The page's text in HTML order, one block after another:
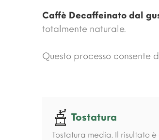
Caffè Decaffeinato dal
totalmente naturale.
Questo processo consente
Tostatura
Tostatura media. Il risultato